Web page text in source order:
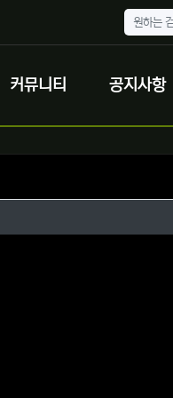
커뮤니티 공지사항